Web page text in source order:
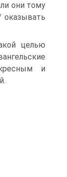
они тому
оказывать
целью
и